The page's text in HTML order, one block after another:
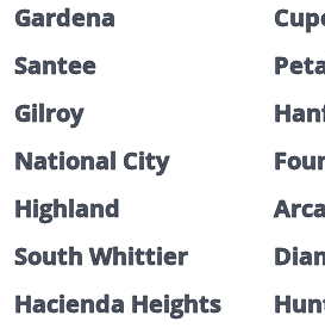
Gardena
Santee
Gilroy
National City
Highland
South Whittier
Hacienda Heights